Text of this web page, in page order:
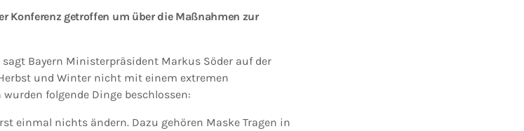
Konferenz getroffen um über die Maßnahmen zur
Bayern Ministerpräsident Markus Söder auf der
und Winter nicht mit einem extremen
folgende Dinge beschlossen:
einmal nichts ändern. Dazu gehören Maske Tragen in